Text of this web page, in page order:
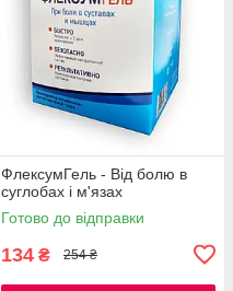
ФлексумГель - Від болю в
суглобах і м'язах
Готово до відправки
134 ₴ 254 ₴